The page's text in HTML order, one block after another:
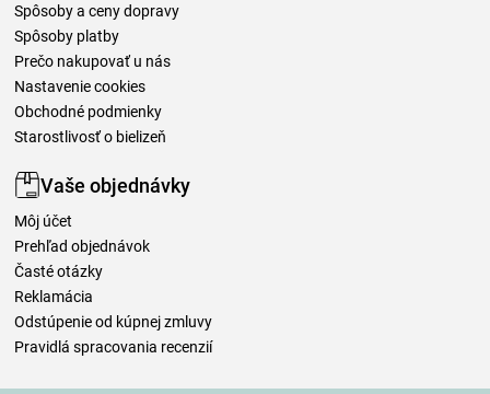
Spôsoby a ceny dopravy
Spôsoby platby
Prečo nakupovať u nás
Nastavenie cookies
Obchodné podmienky
Starostlivosť o bielizeň
Vaše objednávky
Môj účet
Prehľad objednávok
Časté otázky
Reklamácia
Odstúpenie od kúpnej zmluvy
Pravidlá spracovania recenzií